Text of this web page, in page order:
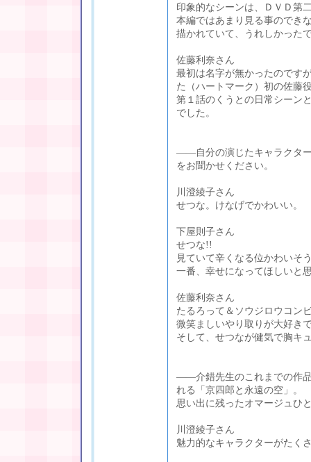
印象的なシーンは、ＤＶＤ第
本編ではあまり見る事のでき
描かれていて、うれしかった
佐藤利奈さん
最初は名字が無かったのです
た（ハートマーク）初の佐藤
第１話のくうとの日常シーン
でした。
――自分の演じたキャラクタ
をお聞かせください。
川澄綾子さん
せつな。けなげでかわいい。
下屋則子さん
せつな!!
見ていて辛くなる位かわいそ
一番、幸せになってほしいと
佐藤利奈さん
たるろって＆ソウジロウコン
微笑ましいやり取りが大好き
そして、せつなが健気で胸キ
――介錯先生のこれまでの作
れる「京四郎と永遠の空」。
思い出に残ったオマージュひ
川澄綾子さん
魅力的なキャラクターがたく